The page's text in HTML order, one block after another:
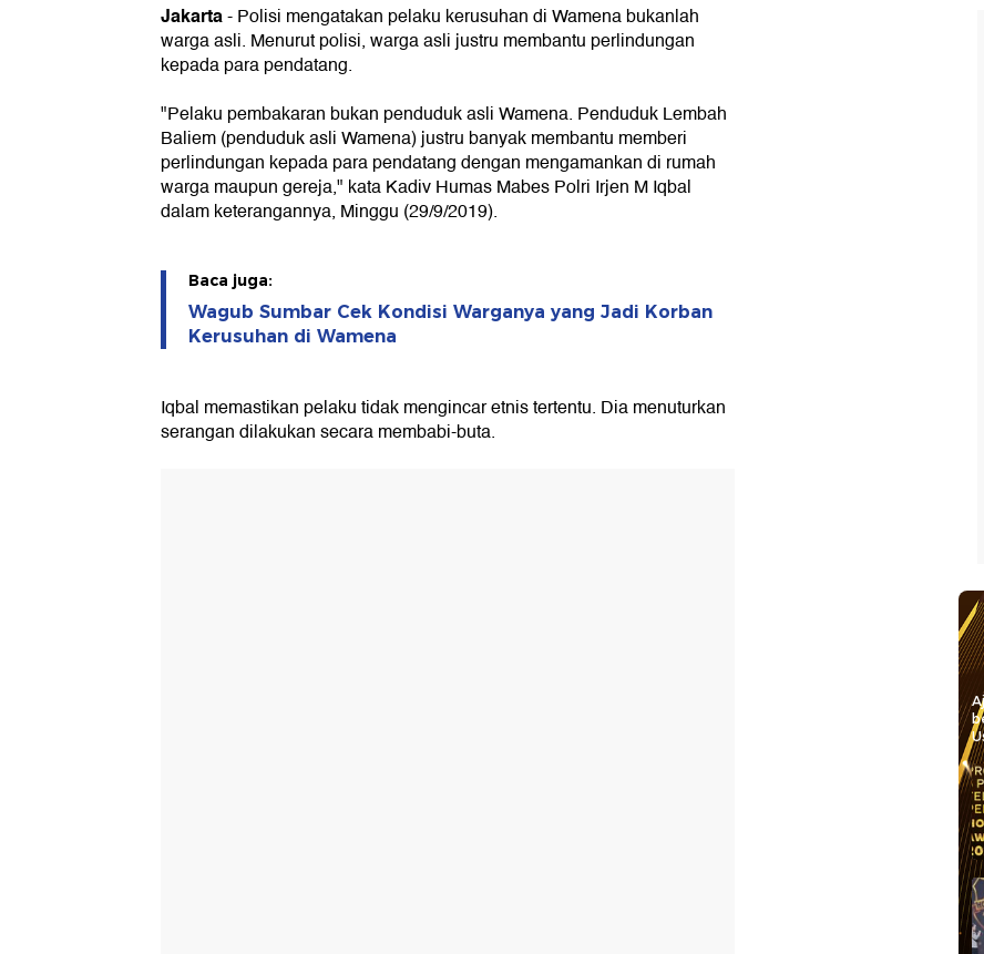
Jakarta- Polisi mengatakan pelaku kerusuhan di Wamena bukanlah
warga asli. Menurut polisi, warga asli justru membantu perlindungan
kepada para pendatang.
"Pelaku pembakaran bukan penduduk asli Wamena. Penduduk Lembah
Baliem (penduduk asli Wamena) justru banyak membantu memberi
perlindungan kepada para pendatang dengan mengamankan di rumah
warga maupun gereja," kata Kadiv Humas Mabes Polri Irjen M Iqbal
dalam keterangannya, Minggu (29/9/2019).
Baca juga:
Wagub Sumbar Cek Kondisi Warganya yang Jadi Korban
Kerusuhan di Wamena
Iqbal memastikan pelaku tidak mengincar etnis tertentu. Dia menuturkan
serangan dilakukan secara membabi-buta.